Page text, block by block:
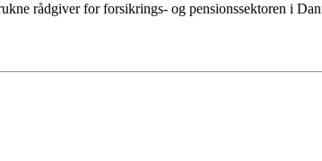
rådgiver for forsikrings- og pensionssektoren i